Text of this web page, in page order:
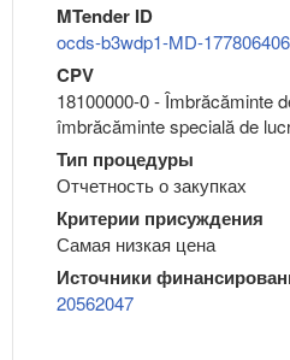
MTender ID
ocds-b3wdp1-MD-
CPV
18100000-0 - Îmbrăcăminte
îmbrăcăminte specială de
Тип процедуры
Отчетность о закупках
Критерии присуждения
Самая низкая цена
Источники
20562047